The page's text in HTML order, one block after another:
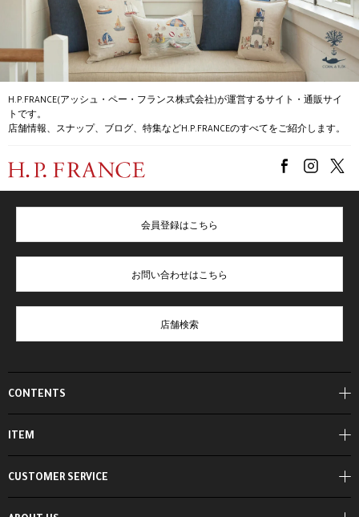
H.P.FRANCE(アッシュ・ペー・フランス株式会社)が運営するサイト・通販サイ
トです。
店舗情報、スナップ、ブログ、特集などH.P.FRANCEのすべてをご紹介します。
CONTENTS
ITEM
会員登録はこちら
お問い合わせはこちら
店舗検索
CUSTOMER SERVICE